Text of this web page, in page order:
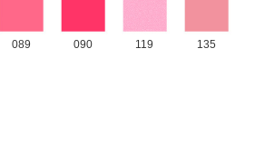
089 090 119 135